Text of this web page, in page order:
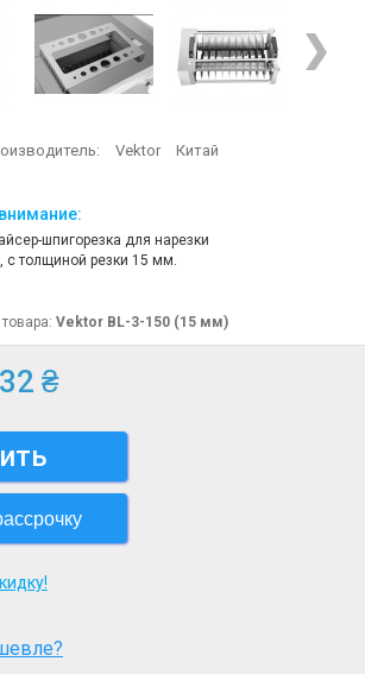
Vektor Китай
шпигорезка для нарезки
с толщиной резки 15 мм.
Vektor BL-3-150 (15 мм)
₴